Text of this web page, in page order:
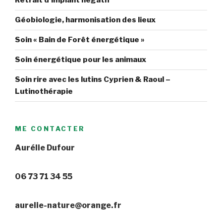
Géobiologie, harmonisation des lieux
Soin « Bain de Forêt énergétique »
Soin énergétique pour les animaux
Soin rire avec les lutins Cyprien & Raoul –
Lutinothérapie
ME CONTACTER
Aurélie Dufour
06 73 71 34 55
aurelie-nature@orange.fr